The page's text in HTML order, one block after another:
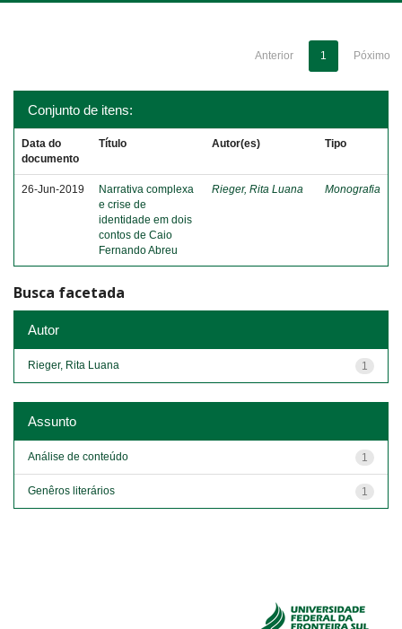
Anterior 1 Póximo
Conjunto de itens:
Data do
documento
Título Autor(es) Tipo
26-Jun-2019
Narrativa complexa
e crise de
identidade em dois
contos de Caio
Fernando Abreu
Rieger, Rita Luana Monografia
Busca facetada
Autor
1
Rieger, Rita Luana
Assunto
1
Análise de conteúdo
1
Genêros literários